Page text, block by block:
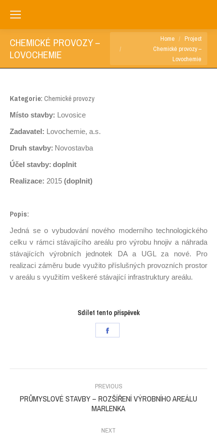
CHEMICKÉ PROVOZY –
LOVOCHEMIE
Home
Project
Chemické provozy –
Lovochemie
Kategorie:Chemické provozy
Místo stavby: Lovosice
Zadavatel: Lovochemie, a.s.
Druh stavby: Novostavba
Účel stavby: doplnit
Realizace: 2015 (doplnit)
Popis:
Jedná se o vybudování nového moderního technologického
celku v rámci stávajícího areálu pro výrobu hnojiv a náhrada
stávajících výrobních jednotek DA a UGL za nové. Pro
realizaci záměru bude využito příslušných provozních prostor
v areálu s využitím veškeré stávající infrastruktury areálu.
Sdílet tento příspěvek
PROJECT
PREVIOUS
Previous
project:
PRŮMYSLOVÉ STAVBY – ROZŠÍŘENÍ VÝROBNÍHO AREÁLU
MARLENKA
NEXT